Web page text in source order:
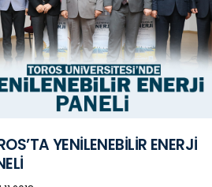
YENİLENEBİLİR ENERJİ